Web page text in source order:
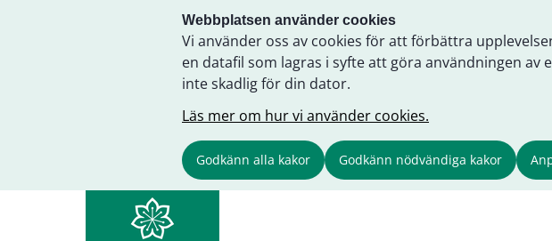
Webbplatsen använder cookies
Vi använder oss av cookies för att förbättra
en datafil som lagras i syfte att göra användningen av
inte skadlig för din dator.
Läs mer om hur vi använder cookies.
Godkänn alla kakor Godkänn nödvändiga kakor